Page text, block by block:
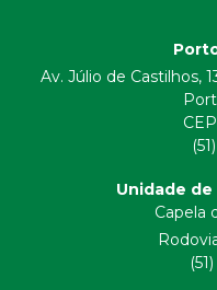
Av. Júlio de Castilhos,
Unidade
Capela